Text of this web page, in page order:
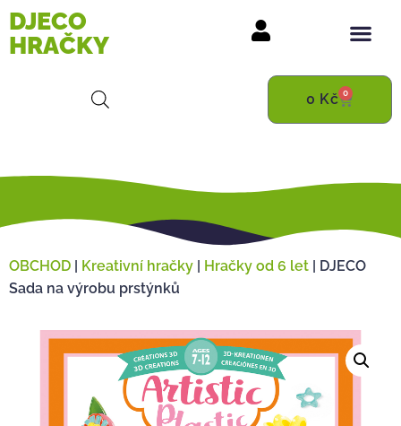
DJECO
HRAČKY
0 Kč 0
OBCHOD | Kreativní hračky | Hračky od 6 let | DJECO
Sada na výrobu prstýnků